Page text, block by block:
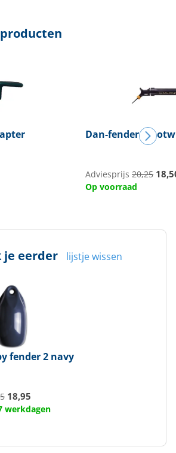
Dan-fender
Adviesprijs 20,25
Op voorraad
je eerder lijstje wissen
fender 2 navy
18,95
werkdagen